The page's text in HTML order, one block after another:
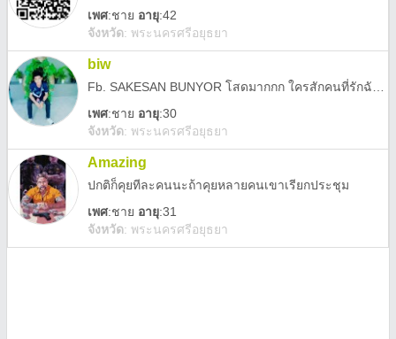
เพศ:ชาย อายุ:42
จังหวัด: พระนครศรีอยุธยา
biw
เพศ:ชาย อายุ:30
จังหวัด: พระนครศรีอยุธยา
Amazing
ปกติก็คุยทีละคนนะถ้าคุยหลายคนเขาเรียกประชุม
เพศ:ชาย อายุ:31
จังหวัด: พระนครศรีอยุธยา